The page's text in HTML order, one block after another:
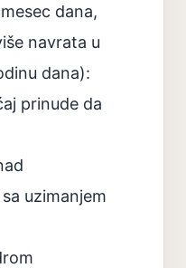
dana,
navrata u
dana):
prinude da
uzimanjem